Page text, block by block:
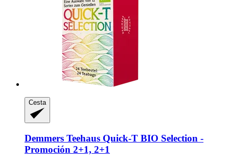
Cesta
Demmers Teehaus Quick-​T BIO Selection -​
Promoción 2+1, 2+1